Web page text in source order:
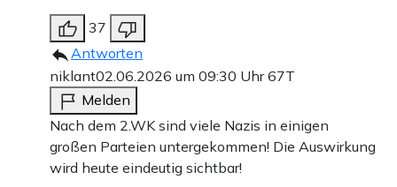
37
Antworten
niklant02.06.2026 um 09:30 Uhr67T
Melden
Nach dem 2.WK sind viele Nazis in einigen
großen Parteien untergekommen! Die Auswirkung
wird heute eindeutig sichtbar!